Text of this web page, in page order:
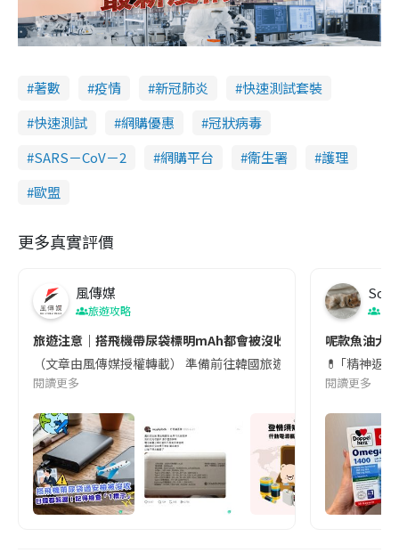
著數 疫情 新冠肺炎
快速測試套裝
快速測試
網購優惠
冠狀病毒
SARS－CoV－2
網購平台 衞生署
護理
歐盟
更多真實評價
風傳媒
旅遊攻略
旅遊注意｜搭飛機帶尿袋標明mAh都會被沒收😱出發前切記檢查
（文章由風傳媒授權轉載） 準備前往韓國旅遊的民眾，近期要
閱讀更多
Soul
呢款魚油大
💊 ｢精神返
閱讀更多